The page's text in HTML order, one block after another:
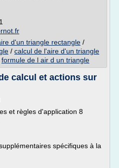
d'un triangle rectangle /
/ calcul de l'aire d'un triangle
formule de l air d un triangle
calcul et actions sur
et règles d'application 8
spécifiques à la